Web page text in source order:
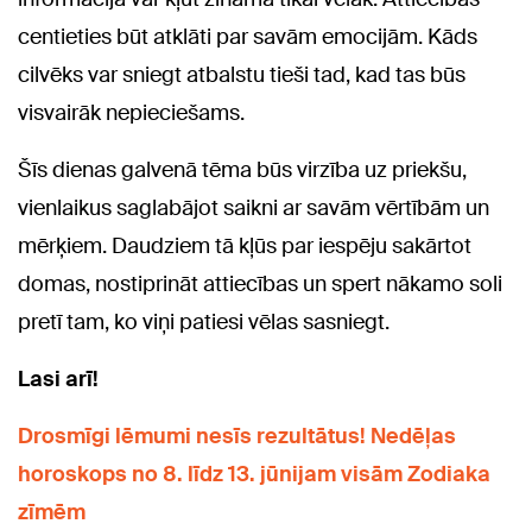
centieties būt atklāti par savām emocijām. Kāds
cilvēks var sniegt atbalstu tieši tad, kad tas būs
visvairāk nepieciešams.
Šīs dienas galvenā tēma būs virzība uz priekšu,
vienlaikus saglabājot saikni ar savām vērtībām un
mērķiem. Daudziem tā kļūs par iespēju sakārtot
domas, nostiprināt attiecības un spert nākamo soli
pretī tam, ko viņi patiesi vēlas sasniegt.
Lasi arī!
Drosmīgi lēmumi nesīs rezultātus! Nedēļas
horoskops no 8. līdz 13. jūnijam visām Zodiaka
zīmēm